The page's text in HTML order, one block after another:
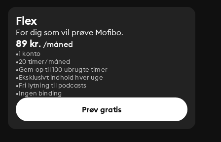
Flex
For dig som vil prøve Mofibo.
89 kr. /måned
1 konto
20 timer/måned
Gem op til 100 ubrugte timer
Eksklusivt indhold hver uge
Fri lytning til podcasts
Ingen binding
Prøv gratis